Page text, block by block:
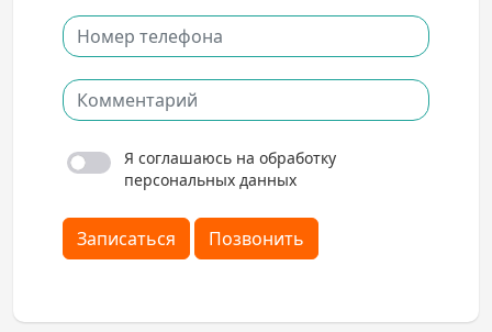
Я соглашаюсь на обработку
персональных данных
Записаться Позвонить